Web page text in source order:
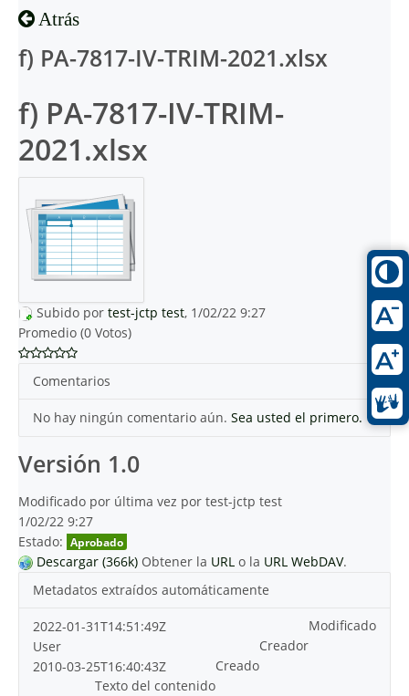
Atrás
f) PA-7817-IV-TRIM-2021.xlsx
f) PA-7817-IV-TRIM-
2021.xlsx
Subido por test-jctp test, 1/02/22 9:27
Promedio (0 Votos)
Comentarios
No hay ningún comentario aún. Sea usted el primero.
Versión 1.0
Modificado por última vez por test-jctp test
1/02/22 9:27
Estado: Aprobado
Descargar (366k) Obtener la URL o la URL WebDAV.
Metadatos extraídos automáticamente
Modificado
2022-01-31T14:51:49Z
Creador
User
Creado
2010-03-25T16:40:43Z
Texto del contenido